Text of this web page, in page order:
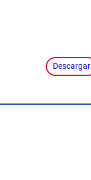
Descargar